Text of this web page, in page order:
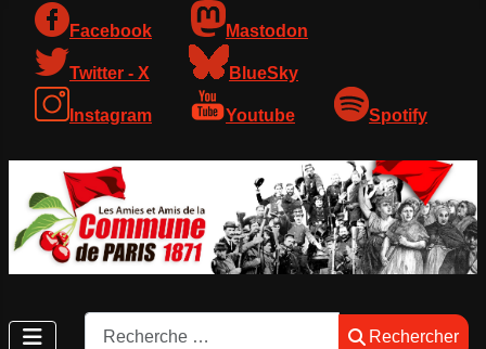
Facebook Mastodon
Twitter - X BlueSky
Instagram Youtube Spotify
Rechercher
Rechercher